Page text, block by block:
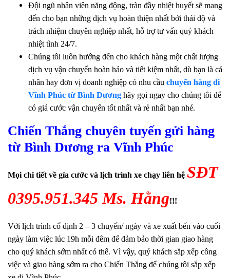
Đội ngũ nhân viên năng động, tràn đầy nhiệt huyết sẽ mang
đến cho bạn những dịch vụ hoàn thiện nhất bởi thái độ và
trách nhiệm chuyên nghiệp nhất, hỗ trợ tư vấn quý khách
nhiệt tình 24/7.
Chúng tôi luôn hướng đến cho khách hàng một chất lượng
dịch vụ vận chuyển hoàn hảo và tiết kiệm nhất, dù bạn là cá
nhân hay đơn vị doanh nghiệp có nhu cầu chuyển hàng đi
Vĩnh Phúc từ Bình Dương hãy gọi ngay cho chúng tôi để
có giá cước vận chuyển tốt nhất và rẻ nhất bạn nhé.
Chiến Thắng chuyên tuyến gửi hàng
từ Bình Dương ra Vĩnh Phúc
Mọi chi tiết về gía cước và lịch trình xe chạy liên hệ SĐT
0395.951.345 Ms. Hằng!!!
Với lịch trình cố định 2 – 3 chuyến/ ngày và xe xuất bến vào cuối
ngày làm việc lúc 19h mỗi đêm để đảm bảo thời gian giao hàng
cho quý khách sớm nhất có thể. Vì vậy, quý khách sắp xếp công
việc và giao hàng sớm ra cho Chiến Thắng để chúng tôi sắp xếp